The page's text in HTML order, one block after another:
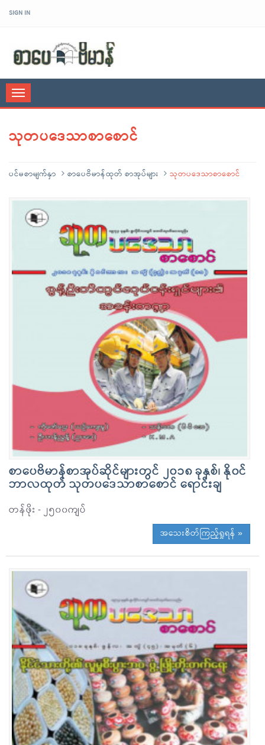
SIGN IN
Toggle
navigation
သုတပဒေသာစာစောင်
ပင်မစာမျက်နှာ စာပေဗိမာန်ထုတ် စာအုပ်များ သုတပဒေသာစာစောင်
စာပေဗိမာန်စာအုပ်ဆိုင်များတွင် ၂၀၁၈ ခုနှစ်၊ နို၀င်
ဘာလထုတ် သုတပဒေသာစာစောင် ရောင်းချ
တန်ဖိုး - ၂၅၀၀ကျပ်
အသေးစိတ်ကြည့်ရှုရန် »